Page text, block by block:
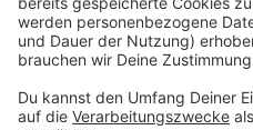
Pfeffer
Limettensaft